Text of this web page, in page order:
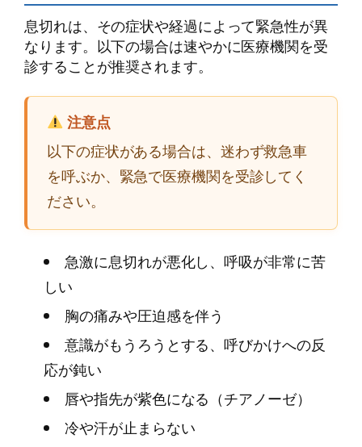
息切れは、その症状や経過によって緊急性が異
なります。以下の場合は速やかに医療機関を受
診することが推奨されます。
注意点
以下の症状がある場合は、迷わず救急車
を呼ぶか、緊急で医療機関を受診してく
ださい。
急激に息切れが悪化し、呼吸が非常に苦
しい
胸の痛みや圧迫感を伴う
意識がもうろうとする、呼びかけへの反
応が鈍い
唇や指先が紫色になる（チアノーゼ）
冷や汗が止まらない